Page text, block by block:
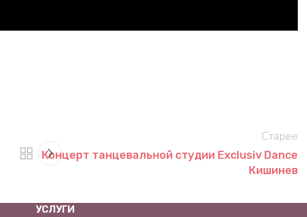
Старее
Концерт танцевальной студии Exclusiv Dance
Кишинев
УСЛУГИ